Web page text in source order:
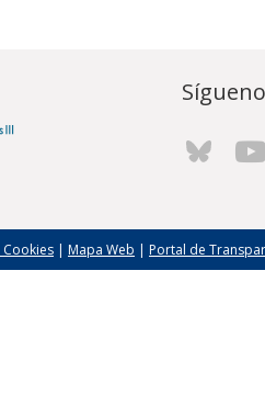
| Mapa Web | Portal de